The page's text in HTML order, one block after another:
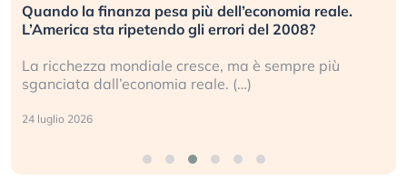
Quando la finanza pesa più dell’economia reale.
L’America sta ripetendo gli errori del 2008?
La ricchezza mondiale cresce, ma è sempre più
sganciata dall’economia reale. (…)
24 luglio 2026